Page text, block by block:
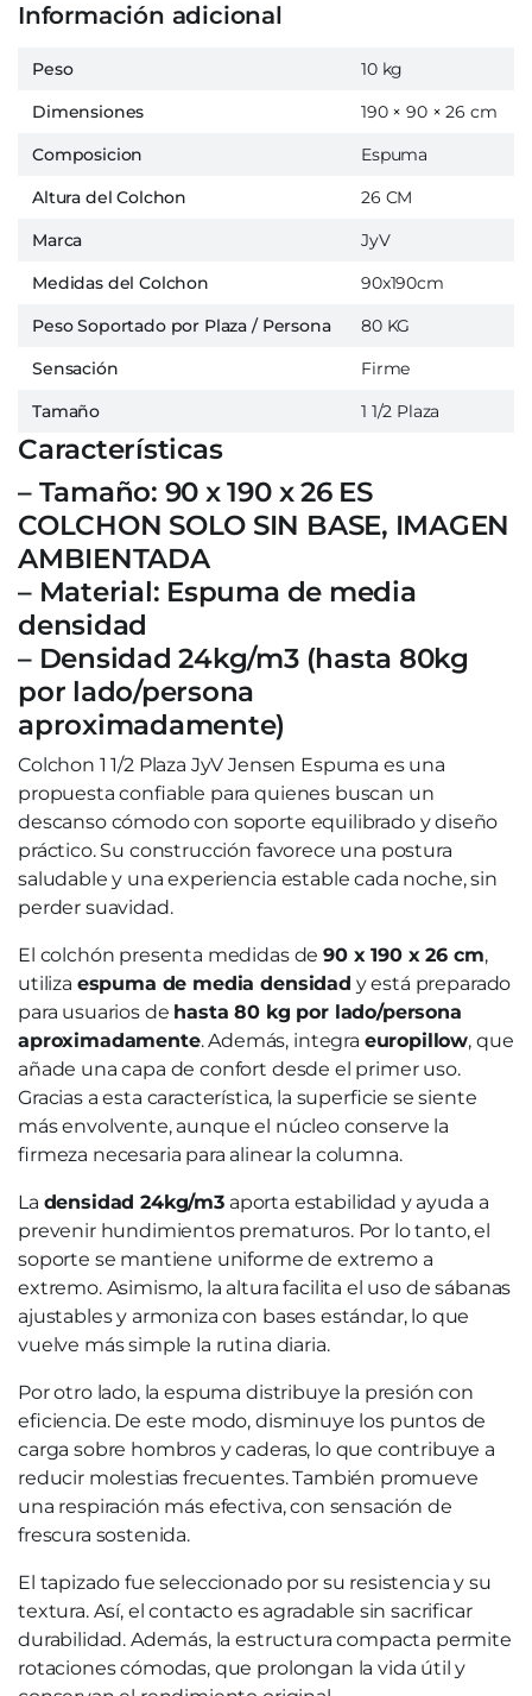
Información adicional
Peso
10 kg
Dimensiones
190 × 90 × 26 cm
Composicion
Espuma
Altura del Colchon
26 CM
Marca
JyV
Medidas del Colchon
90x190cm
Peso Soportado por Plaza / Persona
80 KG
Sensación
Firme
Tamaño
1 1/2 Plaza
Características
– Tamaño: 90 x 190 x 26 ES
COLCHON SOLO SIN BASE, IMAGEN
AMBIENTADA
– Material: Espuma de media
densidad
– Densidad 24kg/m3 (hasta 80kg
por lado/persona
aproximadamente)
Colchon 1 1/2 Plaza JyV Jensen Espuma es una
propuesta confiable para quienes buscan un
descanso cómodo con soporte equilibrado y diseño
práctico. Su construcción favorece una postura
saludable y una experiencia estable cada noche, sin
perder suavidad.
El colchón presenta medidas de90 x 190 x 26 cm,
utiliza espuma de media densidad y está preparado
para usuarios de hasta 80 kg por lado/persona
aproximadamente. Además, integra europillow, que
añade una capa de confort desde el primer uso.
Gracias a esta característica, la superficie se siente
más envolvente, aunque el núcleo conserve la
firmeza necesaria para alinear la columna.
La densidad 24kg/m3aporta estabilidad y ayuda a
prevenir hundimientos prematuros. Por lo tanto, el
soporte se mantiene uniforme de extremo a
extremo. Asimismo, la altura facilita el uso de sábanas
ajustables y armoniza con bases estándar, lo que
vuelve más simple la rutina diaria.
Por otro lado, la espuma distribuye la presión con
eficiencia. De este modo, disminuye los puntos de
carga sobre hombros y caderas, lo que contribuye a
reducir molestias frecuentes. También promueve
una respiración más efectiva, con sensación de
frescura sostenida.
El tapizado fue seleccionado por su resistencia y su
textura. Así, el contacto es agradable sin sacrificar
durabilidad. Además, la estructura compacta permite
rotaciones cómodas, que prolongan la vida útil y